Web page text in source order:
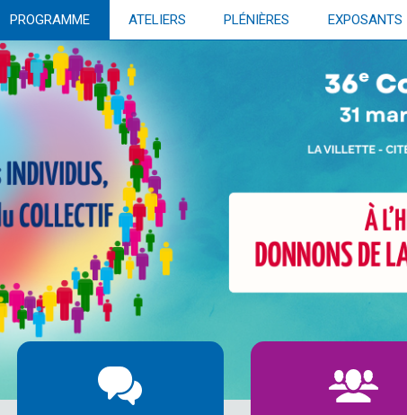
PROGRAMME ATELIERS PLÉNIÈRES EXPOSANTS